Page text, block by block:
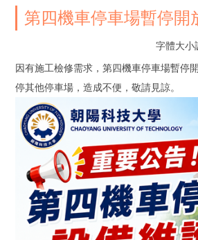
第四機車停車場暫停開
字體大小
因有施工檢修需求，第四機車停車場暫停
停其他停車場，造成不便，敬請見諒。